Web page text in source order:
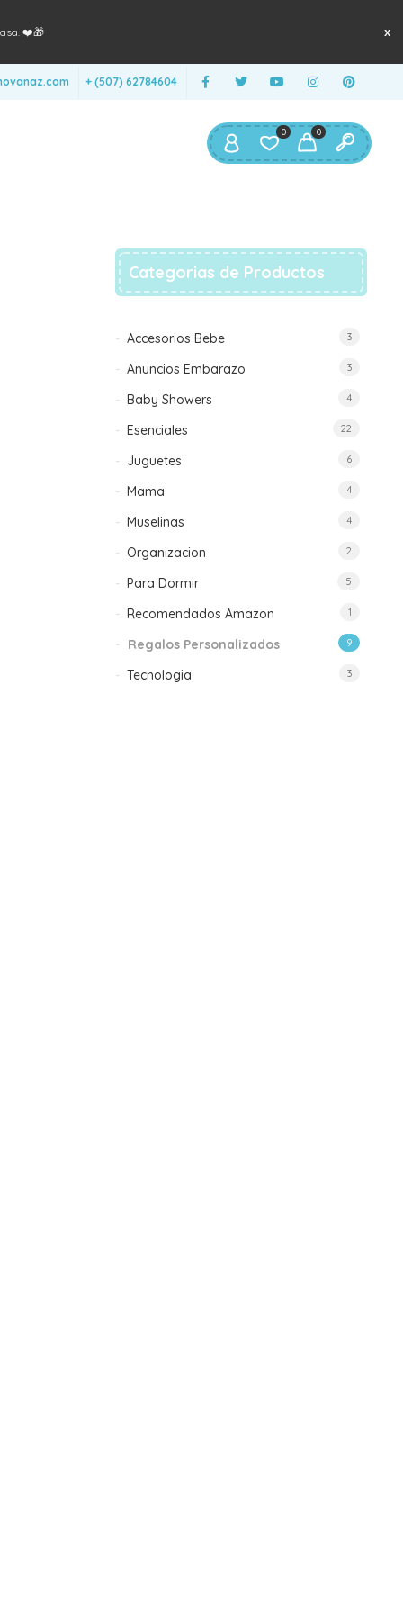
❤️🎁
+ (507) 62784604
0
0
Categorias de Productos
Accesorios Bebe 3
Anuncios Embarazo 3
Baby Showers 4
Esenciales 22
Juguetes 6
Mama 4
Muselinas 4
Organizacion 2
Para Dormir 5
Recomendados Amazon 1
Regalos Personalizados 9
Tecnologia 3